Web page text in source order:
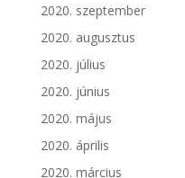
2020. szeptember
2020. augusztus
2020. július
2020. június
2020. május
2020. április
2020. március